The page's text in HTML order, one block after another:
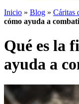
Inicio » Blog » Cáritas
cómo ayuda a
Qué es la
ayuda a